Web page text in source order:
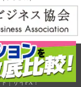
権 サイトマップ タグ一覧
ン| 週刊ダイヤモンド |
| ザイFX！